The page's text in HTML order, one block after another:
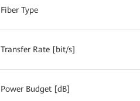
Fiber Type
Transfer Rate [bit/s]
Power Budget [dB]